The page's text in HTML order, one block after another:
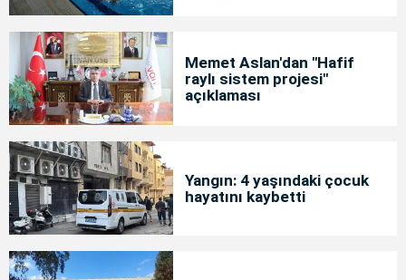
Memet Aslan'dan "Hafif
raylı sistem projesi"
açıklaması
Yangın: 4 yaşındaki çocuk
hayatını kaybetti